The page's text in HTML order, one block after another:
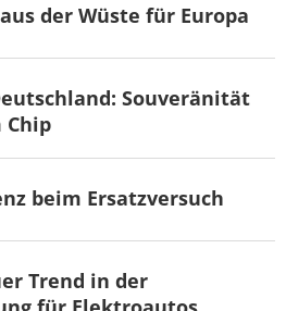
der Wüste für Europa
Souveränität
Chip
beim Ersatzversuch
Trend in der